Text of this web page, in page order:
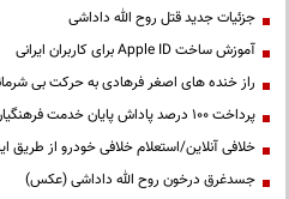
جزئیات جدید قتل روح الله داداشی
آموزش ساخت Apple ID برای کاربران ایرانی
راز خنده های اصغر فرهادی به حرکت بی
پرداخت ۱۰۰ درصد پاداش پایان خدمت فرهنگیان
خلافی آنلاین/استعلام خلافی خودرو از طریق
جسدغرق درخون روح الله داداشی (عکس)